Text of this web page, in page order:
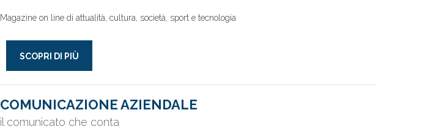
Magazine on line di attualità, cultura, società, sport e tecnologia
SCOPRI DI PIÙ
COMUNICAZIONE AZIENDALE
il comunicato che conta